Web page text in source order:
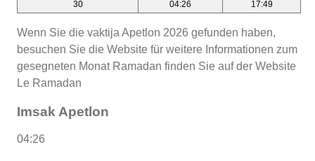
30
04:26 17:49
Wenn Sie die vaktija Apetlon 2026 gefunden haben,
besuchen Sie die Website für weitere Informationen zum
gesegneten Monat Ramadan finden Sie auf der Website
Le Ramadan
Imsak Apetlon
04:26